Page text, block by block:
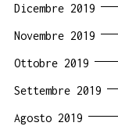
Dicembre 2019
Novembre 2019
Ottobre 2019
Settembre 2019
Agosto 2019